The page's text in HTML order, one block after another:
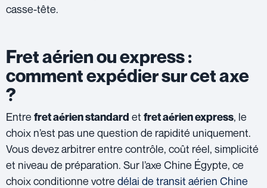
casse-tête.
Fret aérien ou express :
comment expédier sur cet axe
?
Entre fret aérien standard et fret aérien express, le
choix n’est pas une question de rapidité uniquement.
Vous devez arbitrer entre contrôle, coût réel, simplicité
et niveau de préparation. Sur l’axe Chine Égypte, ce
choix conditionne votre délai de transit aérien Chine